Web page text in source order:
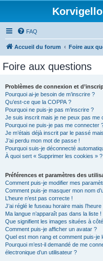
FAQ
Accueil du forum Foire aux
Foire aux questions
Problèmes de connexion et
Pourquoi ai-je besoin de m’inscrire ?
Qu’est-ce que la COPPA ?
Pourquoi ne puis-je pas m’inscrire ?
Je suis inscrit mais je ne peux pas me
Pourquoi ne puis-je pas me connecter
Je m’étais déjà inscrit par le passé
J’ai perdu mon mot de passe !
Pourquoi suis-je déconnecté
À quoi sert « Supprimer les cookies » ?
Préférences et paramètres des
Comment puis-je modifier mes
Comment puis-je masquer mon nom
L’heure n’est pas correcte !
J’ai réglé le fuseau horaire mais
Ma langue n’apparaît pas dans la liste !
Que signifient les images situées à
Comment puis-je afficher un avatar ?
Quel est mon rang et comment puis-je
Pourquoi m’est-il demandé de me
électronique d’un utilisateur ?